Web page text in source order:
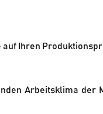
Ihren
Arbeitsklima der